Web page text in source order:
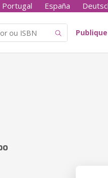
Portugal España